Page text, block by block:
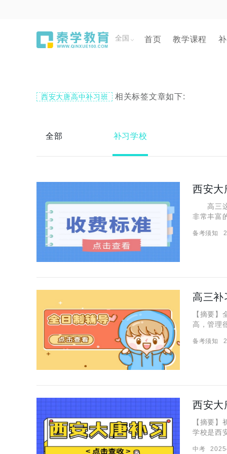
全国 首页 教学课程
西安大唐高中补习班 相关标签文章如下:
全部 补习学校
西安大
高三这
非常丰富
个问题
备考须知
高三补
【摘要
高，管理
备考须知
西安大
【摘要
学校是西
中考